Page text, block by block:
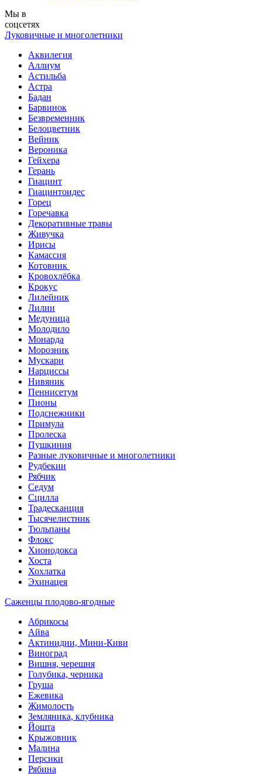
Мы в
соцсетях
Луковичные и многолетники
Аквилегия
Аллиум
Астильба
Астра
Бадан
Барвинок
Безвременник
Белоцветник
Вейник
Вероника
Гейхера
Герань
Гиацинт
Гиацинтоидес
Горец
Горечавка
Декоративные травы
Живучка
Ирисы
Камассия
Котовник
Кровохлёбка
Крокус
Лилейник
Лилии
Медуница
Молодило
Монарда
Морозник
Мускари
Нарциссы
Нивяник
Пеннисетум
Пионы
Подснежники
Примула
Пролеска
Пушкиния
Разные луковичные и многолетники
Рудбекии
Рябчик
Седум
Сцилла
Традесканция
Тысячелистник
Тюльпаны
Флокс
Хионодокса
Хоста
Хохлатка
Эхинацея
Саженцы плодово-ягодные
Абрикосы
Айва
Актинидии, Мини-Киви
Виноград
Вишня, черешня
Голубика, черника
Груша
Ежевика
Жимолость
Земляника, клубника
Йошта
Крыжовник
Малина
Персики
Рябина